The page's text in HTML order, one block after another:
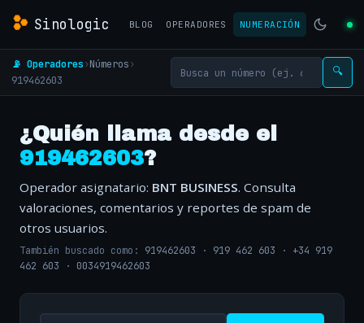
Sinologic BLOG OPERADORES NUMERACIÓN
📡 Operadores›Números›
919462603
🔍
¿Quién llama desde el
919462603?
Operador asignatario: BNT BUSINESS. Consulta
valoraciones, comentarios y reportes de spam de
otros usuarios.
También buscado como: 919462603 · 919 462 603 · +34 919
462 603 · 0034919462603